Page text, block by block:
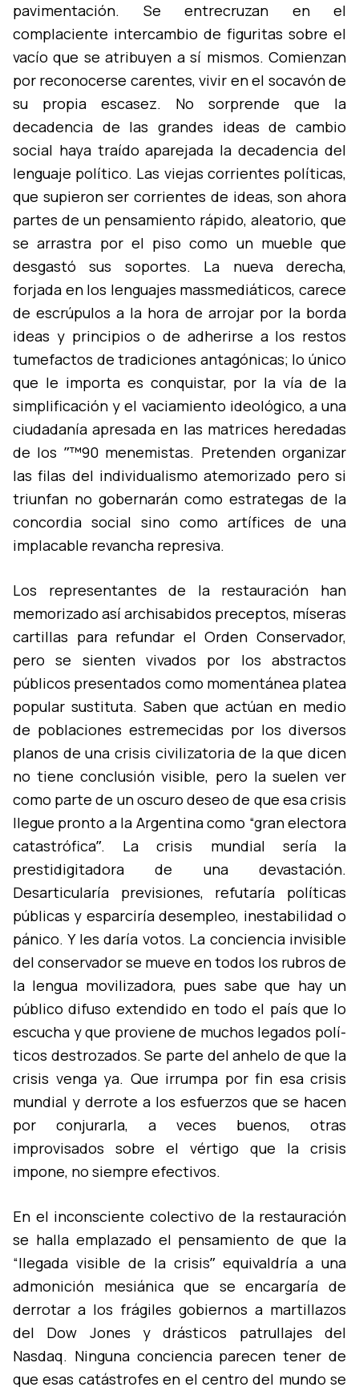
pavimentación. Se entrecruzan en el
complaciente intercambio de figuritas sobre el
vací­o que se atribuyen a sí­ mismos. Comienzan
por reconocerse carentes, vivir en el socavón de
su propia escasez. No sorprende que la
decadencia de las grandes ideas de cambio
social haya traí­do aparejada la decadencia del
lenguaje polí­tico. Las viejas corrientes polí­ticas,
que supieron ser corrientes de ideas, son ahora
partes de un pensamiento rápido, aleatorio, que
se arrastra por el piso como un mueble que
desgastó sus soportes. La nueva derecha,
forjada en los lenguajes massmediáticos, carece
de escrúpulos a la hora de arrojar por la borda
ideas y principios o de adherirse a los restos
tumefactos de tradiciones antagónicas; lo único
que le importa es conquistar, por la ví­a de la
simplificación y el vaciamiento ideológico, a una
ciudadaní­a apresada en las matrices heredadas
de los ˮ™90 menemistas. Pretenden organizar
las filas del individualismo atemorizado pero si
triunfan no gobernarán como estrategas de la
concordia social sino como artí­fices de una
implacable revancha represiva.
Los representantes de la restauración han
memorizado así­ archisabidos preceptos, mí­seras
cartillas para refundar el Orden Conservador,
pero se sienten vivados por los abstractos
públicos presentados como momentánea platea
popular sustituta. Saben que actúan en medio
de poblaciones estremecidas por los diversos
planos de una crisis civilizatoria de la que dicen
no tiene conclusión visible, pero la suelen ver
como parte de un oscuro deseo de que esa crisis
llegue pronto a la Argentina como “gran electora
catastróficaˮ. La crisis mundial serí­a la
prestidigitadora de una devastación.
Desarticularí­a previsiones, refutarí­a polí­ticas
públicas y esparcirí­a desempleo, inestabilidad o
pánico. Y les darí­a votos. La conciencia invisible
del conservador se mueve en todos los rubros de
la lengua movilizadora, pues sabe que hay un
público difuso extendido en todo el paí­s que lo
escucha y que proviene de muchos legados polí­
ticos destrozados. Se parte del anhelo de que la
crisis venga ya. Que irrumpa por fin esa crisis
mundial y derrote a los esfuerzos que se hacen
por conjurarla, a veces buenos, otras
improvisados sobre el vértigo que la crisis
impone, no siempre efectivos.
En el inconsciente colectivo de la restauración
se halla emplazado el pensamiento de que la
“llegada visible de la crisisˮ equivaldrí­a a una
admonición mesiánica que se encargarí­a de
derrotar a los frágiles gobiernos a martillazos
del Dow Jones y drásticos patrullajes del
Nasdaq. Ninguna conciencia parecen tener de
que esas catástrofes en el centro del mundo se